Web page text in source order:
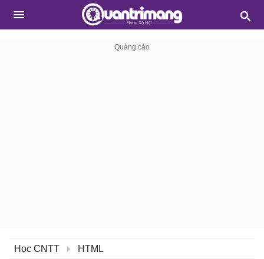
Học CNTT HTML